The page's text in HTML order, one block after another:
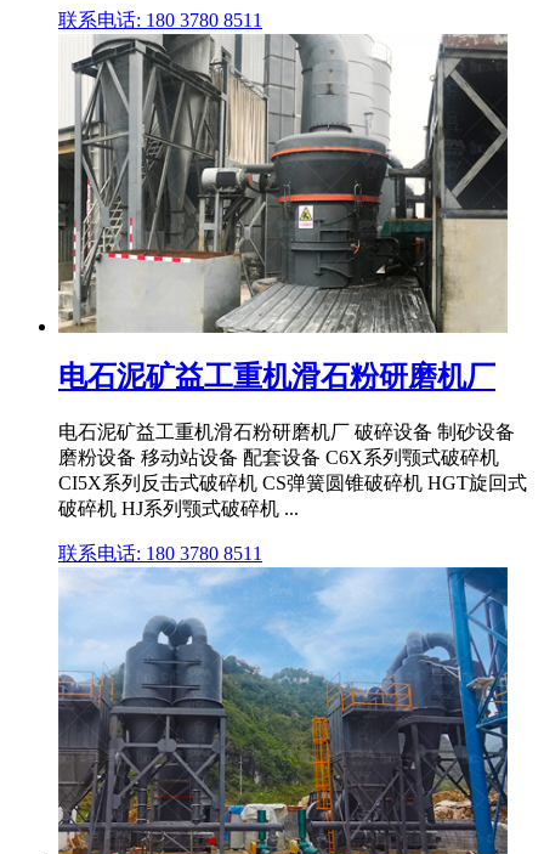
联系电话: 180 3780 8511
电石泥矿益工重机滑石粉研磨机厂
电石泥矿益工重机滑石粉研磨机厂 破碎设备 制砂设备
磨粉设备 移动站设备 配套设备 C6X系列颚式破碎机
CI5X系列反击式破碎机 CS弹簧圆锥破碎机 HGT旋回式
破碎机 HJ系列颚式破碎机 ...
联系电话: 180 3780 8511